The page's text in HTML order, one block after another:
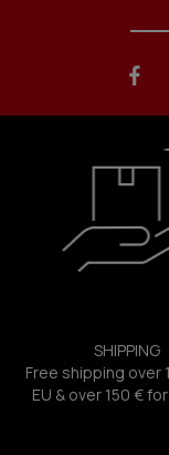
SHIPPING
Free shipping over
EU & over 150 €